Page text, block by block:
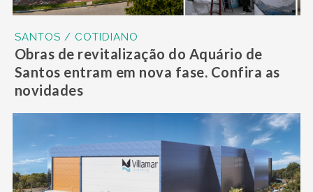
SANTOS / COTIDIANO
Obras de revitalização do Aquário de
Santos entram em nova fase. Confira as
novidades